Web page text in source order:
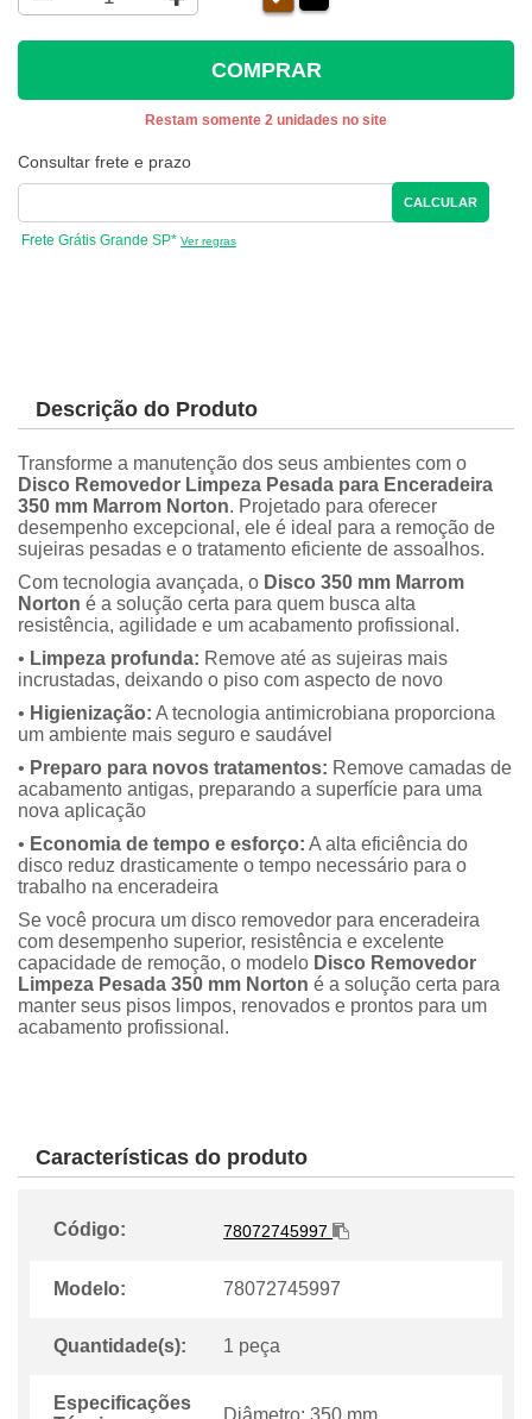
COMPRAR
Restam somente 2 unidades no site
Consultar frete e prazo
CALCULAR
Frete Grátis Grande SP* Ver regras
Descrição do Produto
Transforme a manutenção dos seus ambientes com o
Disco Removedor Limpeza Pesada para Enceradeira
350 mm Marrom Norton. Projetado para oferecer
desempenho excepcional, ele é ideal para a remoção de
sujeiras pesadas e o tratamento eficiente de assoalhos.
Com tecnologia avançada, o Disco 350 mm Marrom
Norton é a solução certa para quem busca alta
resistência, agilidade e um acabamento profissional.
• Limpeza profunda: Remove até as sujeiras mais
incrustadas, deixando o piso com aspecto de novo
• Higienização: A tecnologia antimicrobiana proporciona
um ambiente mais seguro e saudável
• Preparo para novos tratamentos: Remove camadas de
acabamento antigas, preparando a superfície para uma
nova aplicação
• Economia de tempo e esforço: A alta eficiência do
disco reduz drasticamente o tempo necessário para o
trabalho na enceradeira
Se você procura um disco removedor para enceradeira
com desempenho superior, resistência e excelente
capacidade de remoção, o modelo Disco Removedor
Limpeza Pesada 350 mm Norton é a solução certa para
manter seus pisos limpos, renovados e prontos para um
acabamento profissional.
Características do produto
Código: 78072745997
Modelo: 78072745997
Quantidade(s): 1 peça
Especificações
Diâmetro: 350 mm